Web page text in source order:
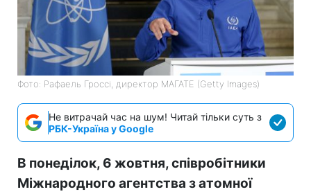
Фото: Рафаель Гроссі, директор МАГАТЕ (Getty Images)
Не витрачай час на шум! Читай тільки суть з
РБК-Україна у Google
В понеділок, 6 жовтня, співробітники
Міжнародного агентства з атомної